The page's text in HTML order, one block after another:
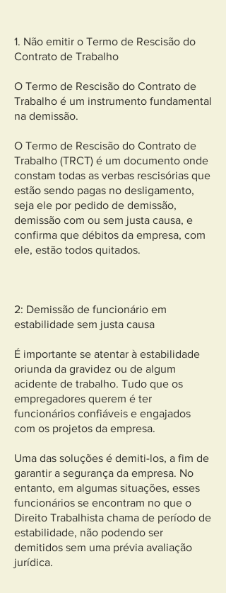
1. Não emitir o Termo de Rescisão do
Contrato de Trabalho
O Termo de Rescisão do Contrato de
Trabalho é um instrumento fundamental
na demissão.
O Termo de Rescisão do Contrato de
Trabalho (TRCT) é um documento onde
constam todas as verbas rescisórias que
estão sendo pagas no desligamento,
seja ele por pedido de demissão,
demissão com ou sem justa causa, e
confirma que débitos da empresa, com
ele, estão todos quitados.
2: Demissão de funcionário em
estabilidade sem justa causa
É importante se atentar à estabilidade
oriunda da gravidez ou de algum
acidente de trabalho. Tudo que os
empregadores querem é ter
funcionários confiáveis e engajados
com os projetos da empresa.
Uma das soluções é demiti-los, a fim de
garantir a segurança da empresa. No
entanto, em algumas situações, esses
funcionários se encontram no que o
Direito Trabalhista chama de período de
estabilidade, não podendo ser
demitidos sem uma prévia avaliação
jurídica.